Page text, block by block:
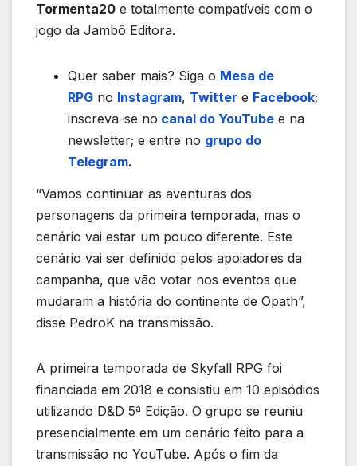
Tormenta20 e totalmente compatíveis com o
jogo da Jambô Editora.
Quer saber mais? Siga o Mesa de
RPG no Instagram, Twitter e Facebook;
inscreva-se no canal do YouTube e na
newsletter; e entre no grupo do
Telegram.
“Vamos continuar as aventuras dos
personagens da primeira temporada, mas o
cenário vai estar um pouco diferente. Este
cenário vai ser definido pelos apoiadores da
campanha, que vão votar nos eventos que
mudaram a história do continente de Opath”,
disse PedroK na transmissão.
A primeira temporada de Skyfall RPG foi
financiada em 2018 e consistiu em 10 episódios
utilizando D&D 5ª Edição. O grupo se reuniu
presencialmente em um cenário feito para a
transmissão no YouTube. Após o fim da